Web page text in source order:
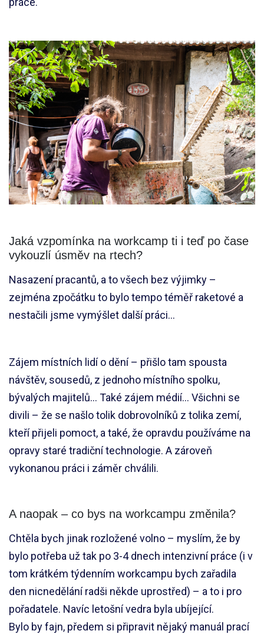
Jaká vzpomínka na workcamp ti i teď po čase
vykouzlí úsměv na rtech?
Nasazení pracantů, a to všech bez výjimky –
zejména zpočátku to bylo tempo téměř raketové a
nestačili jsme vymýšlet další práci…
Zájem místních lidí o dění – přišlo tam spousta
návštěv, sousedů, z jednoho místního spolku,
bývalých majitelů… Také zájem médií… Všichni se
divili – že se našlo tolik dobrovolníků z tolika zemí,
kteří přijeli pomoct, a také, že opravdu používáme na
opravy staré tradiční technologie. A zároveň
vykonanou práci i záměr chválili.
A naopak – co bys na workcampu změnila?
Chtěla bych jinak rozložené volno – myslím, že by
bylo potřeba už tak po 3-4 dnech intenzivní práce (i v
tom krátkém týdenním workcampu bych zařadila
den nicnedělání radši někde uprostřed) – a to i pro
pořadatele. Navíc letošní vedra byla ubíjející.
Bylo by fajn, předem si připravit nějaký manuál prací